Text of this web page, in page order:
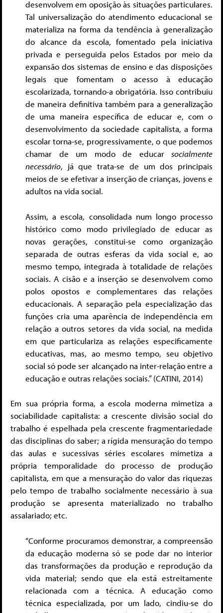
desenvolvem em oposição às situações particulares.
Tal universalização do atendimento educacional se
materializa na forma da tendência à generalização
do alcance da escola, fomentado pela iniciativa
privada e perseguida pelos Estados por meio da
expansão dos sistemas de ensino e das disposições
legais que fomentam o acesso à educação
escolarizada, tornando-a obrigatória. Isso contribuiu
de maneira definitiva também para a generalização
de uma maneira específica de educar e, com o
desenvolvimento da sociedade capitalista, a forma
escolar torna-se, progressivamente, o que podemos
chamar de um modo de educar socialmente
necessário, já que trata-se de um dos principais
meios de se efetivar a inserção de crianças, jovens e
adultos na vida social.
Assim, a escola, consolidada num longo processo
histórico como modo privilegiado de educar as
novas gerações, constitui-se como organização
separada de outras esferas da vida social e, ao
mesmo tempo, integrada à totalidade de relações
sociais. A cisão e a inserção se desenvolvem como
polos opostos e complementares das relações
educacionais. A separação pela especialização das
funções cria uma aparência de independência em
relação a outros setores da vida social, na medida
em que particulariza as relações especificamente
educativas, mas, ao mesmo tempo, seu objetivo
social só pode ser alcançado na inter-relação entre a
educação e outras relações sociais.” (CATINI, 2014)
Em sua própria forma, a escola moderna mimetiza a
sociabilidade capitalista: a crescente divisão social do
trabalho é espelhada pela crescente fragmentariedade
das disciplinas do saber; a rígida mensuração do tempo
das aulas e sucessivas séries escolares mimetiza a
própria temporalidade do processo de produção
capitalista, em que a mensuração do valor das riquezas
pelo tempo de trabalho socialmente necessário à sua
produção se apresenta materializado no trabalho
assalariado; etc.
“Conforme procuramos demonstrar, a compreensão
da educação moderna só se pode dar no interior
das transformações da produção e reprodução da
vida material; sendo que ela está estreitamente
relacionada com a técnica. A educação como
técnica especializada, por um lado, cindiu-se do